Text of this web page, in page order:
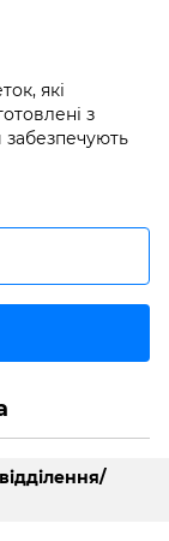
які
з
забезпечують